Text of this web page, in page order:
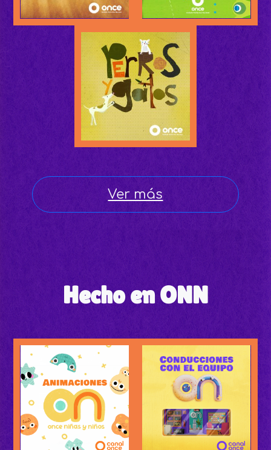
Ver más
Hecho en ONN